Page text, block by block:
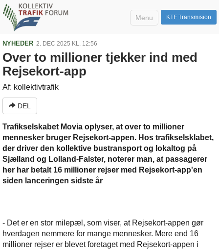
KTF Transmision
Menu
NYHEDER 2. DEC 2025 KL. 12:56
Over to millioner tjekker ind med
Rejsekort-app
Af: kollektivtrafik
DEL
Trafikselskabet Movia oplyser, at over to millioner
mennesker bruger Rejsekort-appen. Hos trafikselsklabet,
der driver den kollektive bustransport og lokaltog på
Sjælland og Lolland-Falster, noterer man, at passagerer
her har betalt 16 millioner rejser med Rejsekort-app'en
siden lanceringen sidste år
- Det er en stor milepæl, som viser, at Rejsekort-appen gør
hverdagen nemmere for mange mennesker. Mere end 16
millioner rejser er blevet foretaget med Rejsekort-appen i